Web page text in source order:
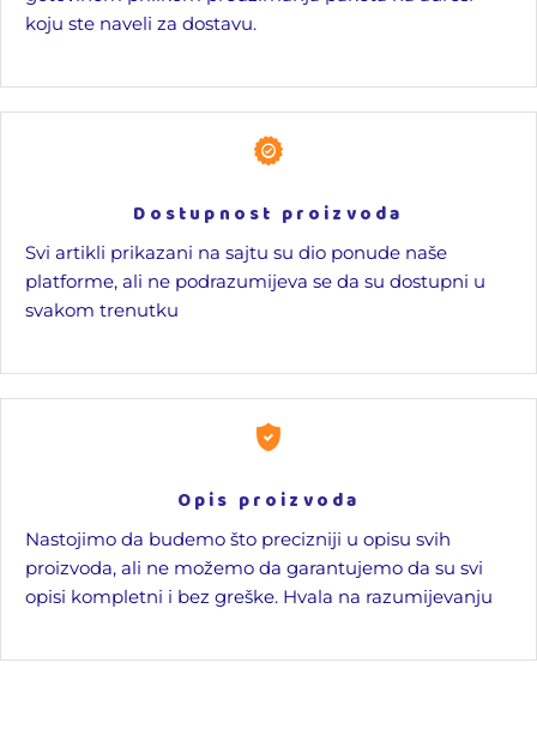
koju ste naveli za dostavu.
Dostupnost proizvoda
Svi artikli prikazani na sajtu su dio ponude naše
platforme, ali ne podrazumijeva se da su dostupni u
svakom trenutku
Opis proizvoda
Nastojimo da budemo što precizniji u opisu svih
proizvoda, ali ne možemo da garantujemo da su svi
opisi kompletni i bez greške. Hvala na razumijevanju